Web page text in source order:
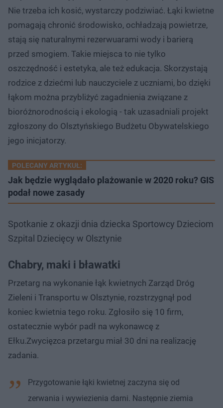
Nie trzeba ich kosić, wystarczy podziwiać. Łąki kwietne
pomagają chronić środowisko, ochładzają powietrze,
stają się naturalnymi rezerwuarami wody i barierą
przed smogiem. Takie miejsca to nie tylko
oszczędność i estetyka, ale też edukacja. Skorzystają
rodzice z dziećmi lub nauczyciele z uczniami, bo dzięki
łąkom można przybliżyć zagadnienia związane z
bioróżnorodnością i ekologią - tak uzasadniali projekt
zgłoszony do Olsztyńskiego Budżetu Obywatelskiego
jego inicjatorzy.
POLECANY ARTYKUŁ:
Jak będzie wyglądało plażowanie w 2020 roku? GIS
podał nowe zasady
Spotkanie z okazji dnia dziecka Sportowcy Dzieciom
Szpital Dziecięcy w Olsztynie
Chabry, maki i bławatki
Przetarg na wykonanie łąk kwietnych Zarząd Dróg
Zieleni i Transportu w Olsztynie, rozstrzygnął pod
koniec kwietnia tego roku. Zgłosiło się 10 firm,
ostatecznie wybór padł na wykonawcę z
Ełku.Zwycięzca przetargu miał 30 dni na realizację
zadania.
Przygotowanie łąki kwietnej zaczyna się od
zerwania i wywiezienia darni. Następnie ziemia